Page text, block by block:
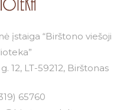
įstaiga “Birštono viešoji
12, LT-59212, Birštonas
65760